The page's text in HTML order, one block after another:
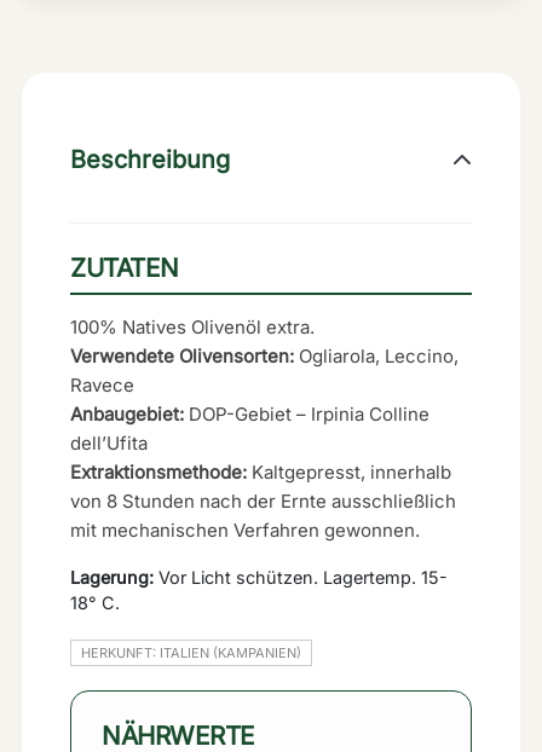
Beschreibung
ZUTATEN
100% Natives Olivenöl extra.
Verwendete Olivensorten: Ogliarola, Leccino,
Ravece
Anbaugebiet: DOP-Gebiet – Irpinia Colline
dell’Ufita
Extraktionsmethode: Kaltgepresst, innerhalb
von 8 Stunden nach der Ernte ausschließlich
mit mechanischen Verfahren gewonnen.
Lagerung: Vor Licht schützen. Lagertemp. 15-
18° C.
HERKUNFT: ITALIEN (KAMPANIEN)
NÄHRWERTE